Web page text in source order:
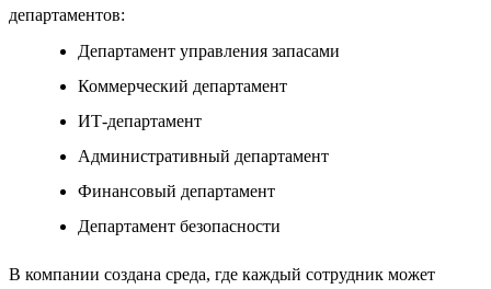
департаментов:
Департамент управления запасами
Коммерческий департамент
ИТ-департамент
Административный департамент
Финансовый департамент
Департамент безопасности
В компании создана среда, где каждый сотрудник может